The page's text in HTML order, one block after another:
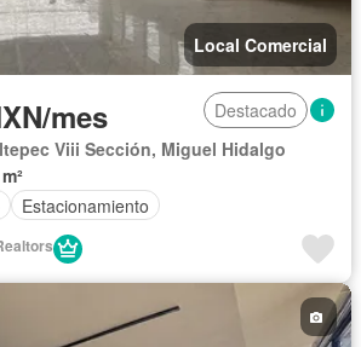
Local Comercial
mes
Destacado
Viii Sección, Miguel Hidalgo
Estacionamiento